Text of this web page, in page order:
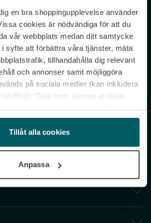
en bra shoppingupplevelse använder
cookies är nödvändiga för att du
vår webbplats medan ditt samtycke
syfte att förbättra våra tjänster, mäta
tillhandahålla dig relevant
och annonser samt möjliggöra
på sociala medier (kan inkludera
Data som samlas in delas
du samtliga cookies medan du
kan anpassa användningen av
ditt samtycke när som helst.
Tillåt alla cookies
Anpassa
a beat.
our newsletter.
accepterar du vår Integritetspolicy. Avprenumerera